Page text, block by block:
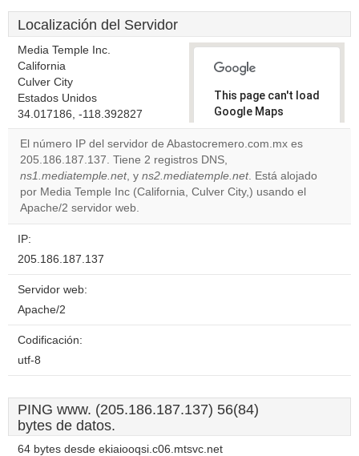
Localización del Servidor
Media Temple Inc.
California
Culver City
Estados Unidos
34.017186, -118.392827
This page can't load
Google Maps
correctly.
Do you
own this
website?
OK
El número IP del servidor de Abastocremero.com.mx es
205.186.187.137. Tiene 2 registros DNS,
ns1.mediatemple.net, y ns2.mediatemple.net. Está alojado
por Media Temple Inc (California, Culver City,) usando el
Apache/2 servidor web.
IP:
205.186.187.137
Servidor web:
Apache/2
Codificación:
utf-8
PING www. (205.186.187.137) 56(84)
bytes de datos.
64 bytes desde ekiaiooqsi.c06.mtsvc.net